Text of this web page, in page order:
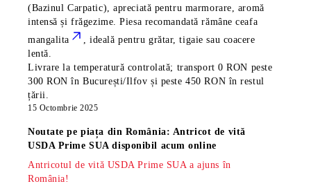
(Bazinul Carpatic), apreciată pentru marmorare, aromă
intensă și frăgezime. Piesa recomandată rămâneceafa
mangalita
, ideală pentru grătar, tigaie sau coacere
lentă.
Livrare la temperatură controlată; transport 0 RON peste
300 RON în București/Ilfov și peste 450 RON în restul
țării.
15 Octombrie 2025
Noutate pe piața din România: Antricot de vită
USDA Prime SUA disponibil acum online
Antricotul de vită USDA Prime SUA a ajuns în
România!